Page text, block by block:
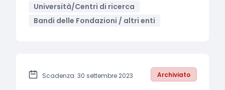
Università/Centri di ricerca
Bandi delle Fondazioni / altri enti
Scadenza: 30 settembre 2023 Archiviato